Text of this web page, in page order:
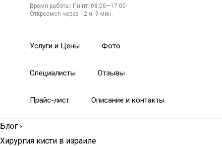
Время работы: Пн-пт: 08:00—17:00
Откроемся через 12 ч. 9 мин.
Услуги и Цены Фото
Специалисты Отзывы
Прайс-лист Описание и контакты
Блог ›
Хирургия кисти в израиле